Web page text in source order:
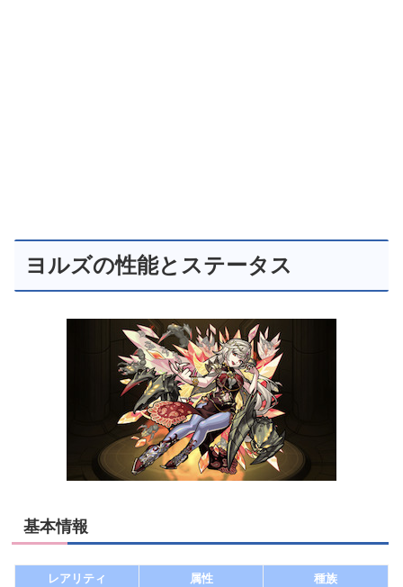
ヨルズの性能とステータス
基本情報
レアリティ 属性
種族